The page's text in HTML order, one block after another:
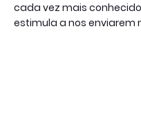
cada vez mais
estimula a nos enviarem